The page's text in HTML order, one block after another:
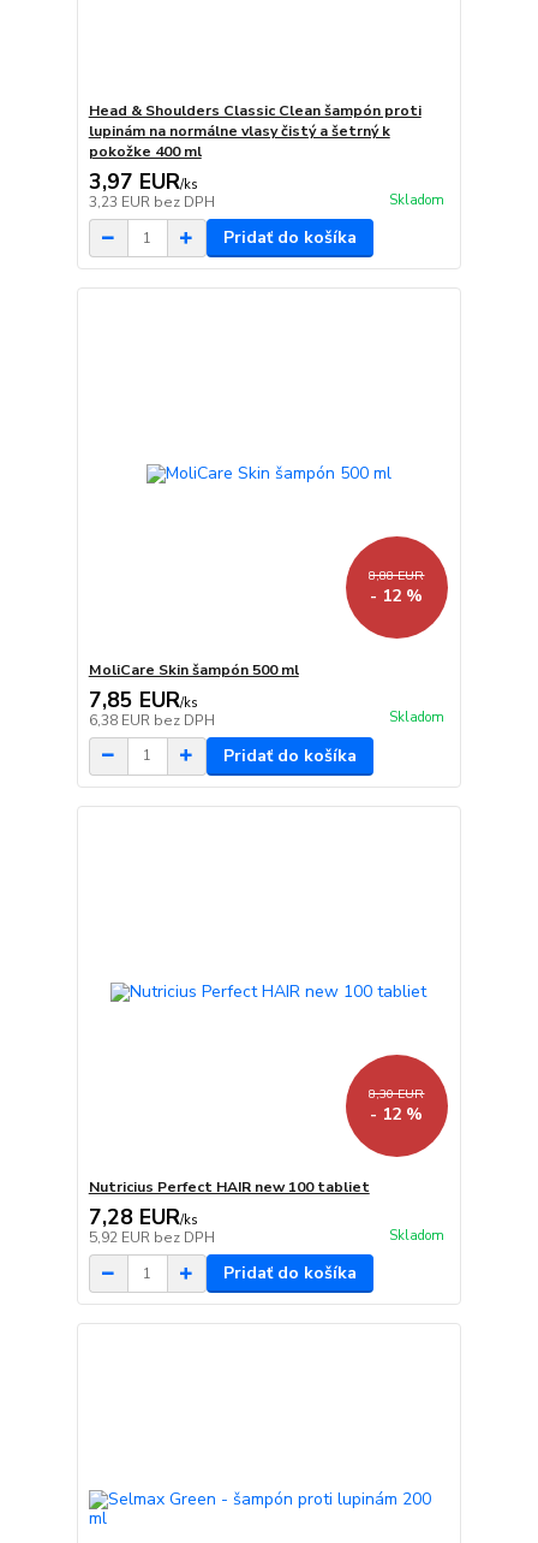
Head & Shoulders Classic Clean šampón proti
lupinám na normálne vlasy čistý a šetrný k
pokožke 400 ml
3,97 EUR/ks
3,23 EUR bez DPH Skladom
Pridať do košíka
8,88 EUR
- 12 %
MoliCare Skin šampón 500 ml
7,85 EUR/ks
6,38 EUR bez DPH Skladom
Pridať do košíka
8,30 EUR
- 12 %
Nutricius Perfect HAIR new 100 tabliet
7,28 EUR/ks
5,92 EUR bez DPH Skladom
Pridať do košíka